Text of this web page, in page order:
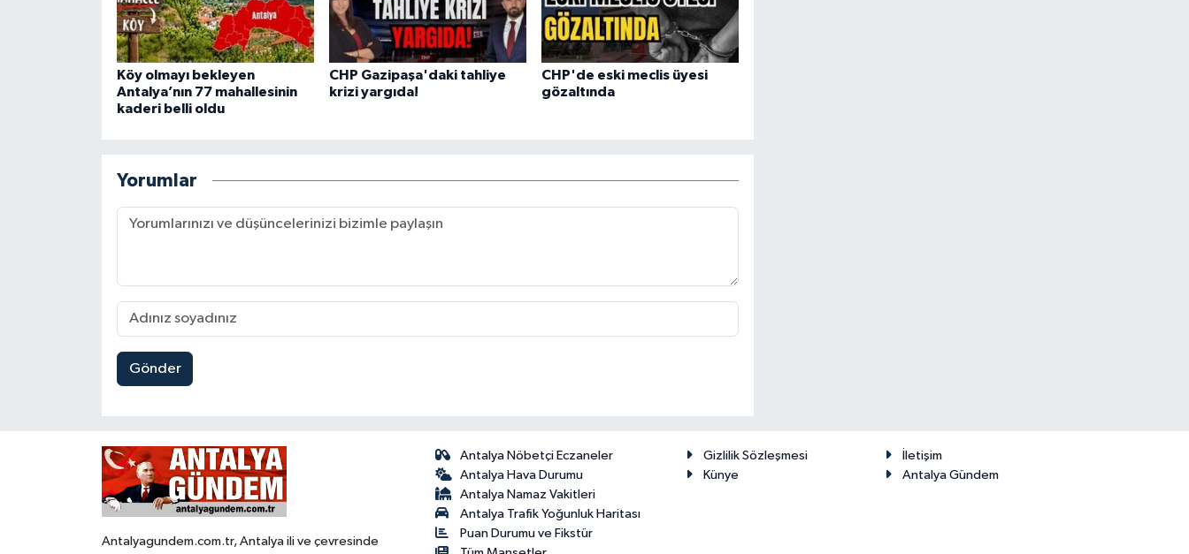
Köy olmayı bekleyen
Antalya’nın 77 mahallesinin
kaderi belli oldu
CHP Gazipaşa'daki tahliye
krizi yargıda!
CHP'de eski meclis üyesi
gözaltında
Yorumlar
Gönder
Antalyagundem.com.tr, Antalya ili ve çevresinde
Antalya Nöbetçi Eczaneler
Antalya Hava Durumu
Antalya Namaz Vakitleri
Antalya Trafik Yoğunluk Haritası
Puan Durumu ve Fikstür
Gizlilik Sözleşmesi
İletişim
Künye
Antalya Gündem